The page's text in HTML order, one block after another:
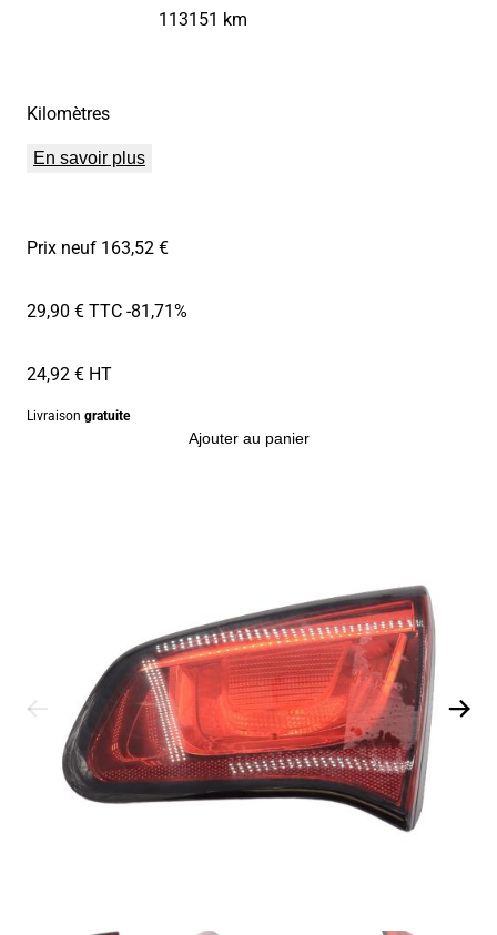
Kilomètres
113151 km
En savoir plus
Prix neuf 163,52 €
29,90 € TTC-81,71%
24,92 € HT
Livraison gratuite
Ajouter au panier